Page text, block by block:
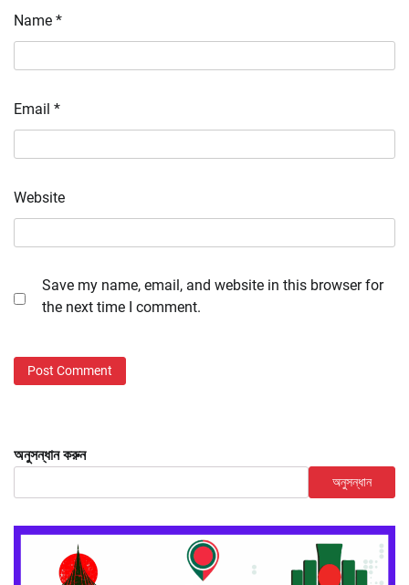
Name *
Email *
Website
Save my name, email, and website in this browser for
the next time I comment.
অনুসন্ধান করুন
অনুসন্ধান